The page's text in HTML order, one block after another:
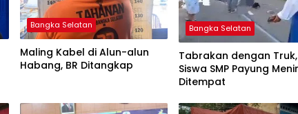
Bangka Selatan
Maling Kabel di Alun-alun
Habang, BR Ditangkap
Bangka Selatan
Tabrakan dengan
Siswa SMP Payung
Ditempat